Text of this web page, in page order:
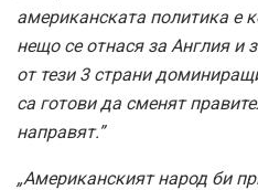
американската политика е
нещо се отнася за Англия и
от тези 3 страни
са готови да сменят
направят.”
„Американският народ би